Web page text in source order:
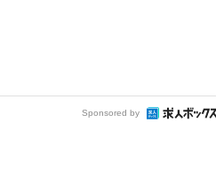
Sponsored by